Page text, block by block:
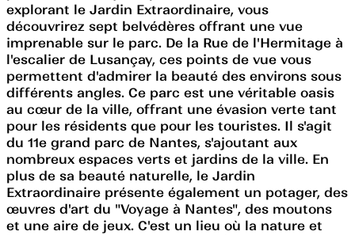
explorant le Jardin Extraordinaire, vous
découvrirez sept belvédères offrant une vue
imprenable sur le parc. De la Rue de l'Hermitage à
l'escalier de Lusançay, ces points de vue vous
permettent d'admirer la beauté des environs sous
différents angles. Ce parc est une véritable oasis
au cœur de la ville, offrant une évasion verte tant
pour les résidents que pour les touristes. Il s'agit
du 11e grand parc de Nantes, s'ajoutant aux
nombreux espaces verts et jardins de la ville. En
plus de sa beauté naturelle, le Jardin
Extraordinaire présente également un potager, des
œuvres d'art du "Voyage à Nantes", des moutons
et une aire de jeux. C'est un lieu où la nature et